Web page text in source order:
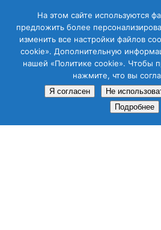
CAS
[woocommerce_cart]
На этом сайте используются
предложить более
изменить все настройки файлов
cookie». Дополнительную
нашей «Политике cookie». Чтобы
нажмите, что вы
Я согласен
Не
Подробнее